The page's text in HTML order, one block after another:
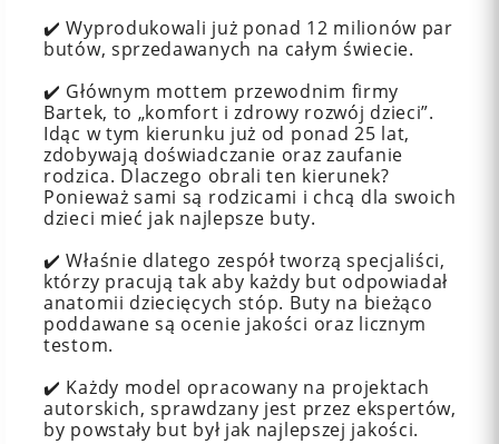
✔️ Wyprodukowali już ponad 12 milionów par
butów, sprzedawanych na całym świecie.
✔️ Głównym mottem przewodnim firmy
Bartek, to „komfort i zdrowy rozwój dzieci”.
Idąc w tym kierunku już od ponad 25 lat,
zdobywają doświadczanie oraz zaufanie
rodzica. Dlaczego obrali ten kierunek?
Ponieważ sami są rodzicami i chcą dla swoich
dzieci mieć jak najlepsze buty.
✔️ Właśnie dlatego zespół tworzą specjaliści,
którzy pracują tak aby każdy but odpowiadał
anatomii dziecięcych stóp. Buty na bieżąco
poddawane są ocenie jakości oraz licznym
testom.
✔️ Każdy model opracowany na projektach
autorskich, sprawdzany jest przez ekspertów,
by powstały but był jak najlepszej jakości.